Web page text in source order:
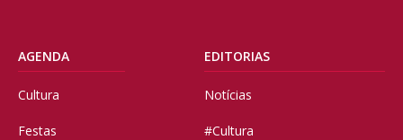
AGENDA
Cultura
Festas
EDITORIAS
Notícias
#Cultura